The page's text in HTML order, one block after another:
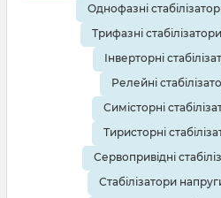
Однофазні
Трифазні
Інверторні
Релейні
Симісторні
Тиристорні
Сервопривідні
Стабілізатори